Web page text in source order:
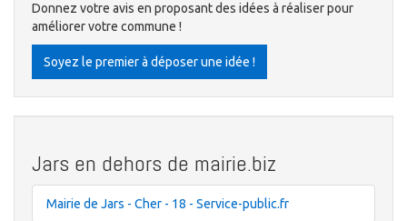
Donnez votre avis en proposant des idées à réaliser pour
améliorer votre commune !
Soyez le premier à déposer une idée !
Jars en dehors de mairie.biz
Mairie de Jars - Cher - 18 - Service-public.fr